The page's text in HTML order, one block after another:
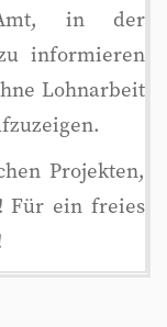
Amt, in der
informieren
Lohnarbeit
Projekten,
Für ein freies